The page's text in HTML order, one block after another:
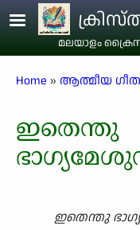
Skip to main content
മലയാളം
Breadcrumb
Home ആത്മീയ
ഇതെന്തു
ഇതെന്തു